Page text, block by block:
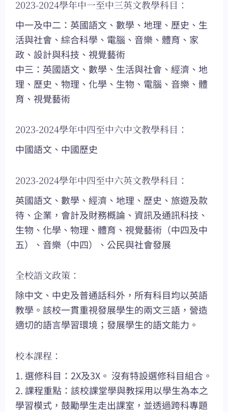
2023-2024學年中一至中三英文教學科目：
中一及中二：英國語文、數學、地理、歷史、生
活與社會、綜合科學、電腦、音樂、體育、家
政、設計與科技、視覺藝術
中三：英國語文、數學、生活與社會、經濟、地
理、歷史、物理、化學、生物、電腦、音樂、體
育、視覺藝術
2023-2024學年中四至中六中文教學科目：
中國語文、中國歷史
2023-2024學年中四至中六英文教學科目：
英國語文、數學、經濟、地理、歷史、旅遊及款
待、企業，會計及財務概論、資訊及通訊科技、
生物、化學、物理、體育、視覺藝術（中四及中
五）、音樂（中四）、公民與社會發展
全校語文政策：
除中文、中史及普通話科外，所有科目均以英語
教學。該校一貫重視發展學生的兩文三語，營造
適切的語言學習環境；發展學生的語文能力。
校本課程：
1. 選修科目：2X及3X。 沒有特設選修科目組合。
2. 課程重點：該校課堂學與教採用以學生為本之
學習模式，鼓勵學生走出課室，並透過跨科專題